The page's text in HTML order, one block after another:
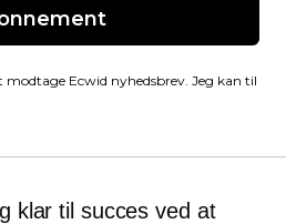
Ecwid nyhedsbrev. Jeg kan til
klar til succes ved at